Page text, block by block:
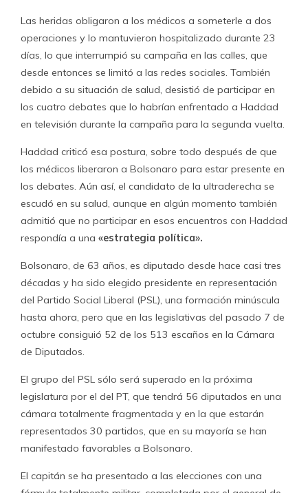
Las heridas obligaron a los médicos a someterle a dos
operaciones y lo mantuvieron hospitalizado durante 23
días, lo que interrumpió su campaña en las calles, que
desde entonces se limitó a las redes sociales. También
debido a su situación de salud, desistió de participar en
los cuatro debates que lo habrían enfrentado a Haddad
en televisión durante la campaña para la segunda vuelta.
Haddad criticó esa postura, sobre todo después de que
los médicos liberaron a Bolsonaro para estar presente en
los debates. Aún así, el candidato de la ultraderecha se
escudó en su salud, aunque en algún momento también
admitió que no participar en esos encuentros con Haddad
respondía a una «estrategia política».
Bolsonaro, de 63 años, es diputado desde hace casi tres
décadas y ha sido elegido presidente en representación
del Partido Social Liberal (PSL), una formación minúscula
hasta ahora, pero que en las legislativas del pasado 7 de
octubre consiguió 52 de los 513 escaños en la Cámara
de Diputados.
El grupo del PSL sólo será superado en la próxima
legislatura por el del PT, que tendrá 56 diputados en una
cámara totalmente fragmentada y en la que estarán
representados 30 partidos, que en su mayoría se han
manifestado favorables a Bolsonaro.
El capitán se ha presentado a las elecciones con una